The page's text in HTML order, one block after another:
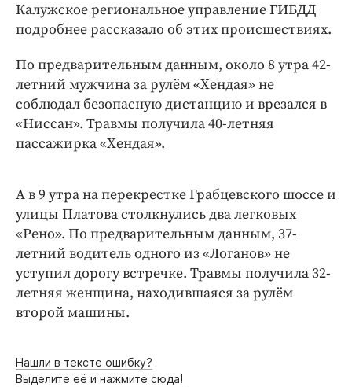
Калужское региональное управление ГИБДД
подробнее рассказало об этих происшествиях.
По предварительным данным, около 8 утра 42-
летний мужчина за рулём «Хендая» не
соблюдал безопасную дистанцию и врезался в
«Ниссан». Травмы получила 40-летняя
пассажирка «Хендая».
А в 9 утра на перекрестке Грабцевского шоссе и
улицы Платова столкнулись два легковых
«Рено». По предварительным данным, 37-
летний водитель одного из «Логанов» не
уступил дорогу встречке. Травмы получила 32-
летняя женщина, находившаяся за рулём
второй машины.
Нашли в тексте ошибку?
Выделите её и нажмите сюда!